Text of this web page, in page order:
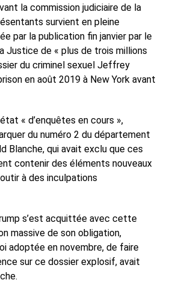
la commission judiciaire de la
survient en pleine
par la publication fin janvier par le
Justice de « plus de trois millions
du criminel sexuel Jeffrey
en août 2019 à New York avant
« d’enquêtes en cours »,
du numéro 2 du département
Blanche, qui avait exclu que ces
contenir des éléments nouveaux
à des inculpations
s’est acquittée avec cette
massive de son obligation,
adoptée en novembre, de faire
sur ce dossier explosif, avait